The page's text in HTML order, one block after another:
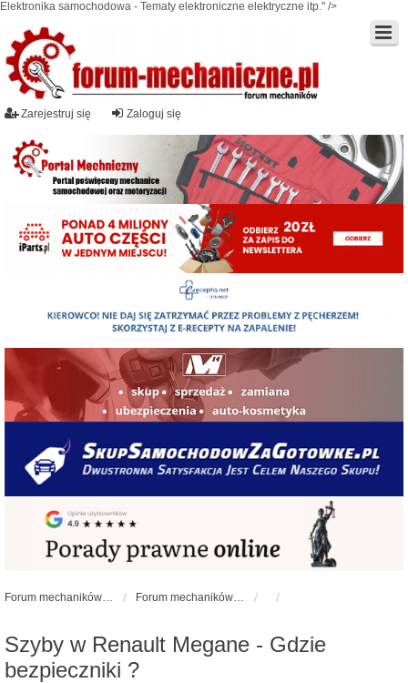
Elektronika samochodowa - Tematy elektroniczne elektryczne itp." />
Zaloguj się
Zarejestruj się
Forum mechaników samochodowych - forum-mechaniczne.pl Forum mechaników samochodowych
Szyby w Renault Megane - Gdzie
bezpieczniki ?